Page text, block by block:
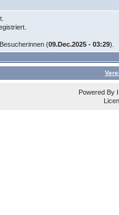
Besucherinnen (09.Dec.2025 - 03:29).
Powered By